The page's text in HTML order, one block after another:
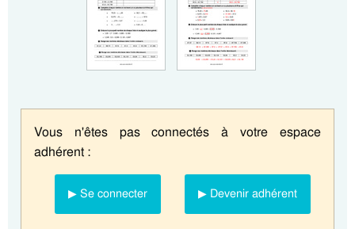
Vous n'êtes pas connectés à votre espace
adhérent :
▶ Se connecter ▶ Devenir adhérent